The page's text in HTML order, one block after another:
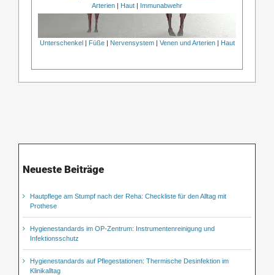
Arterien | Haut | Immunabwehr
Unterschenkel| Füße| Nervensystem| Venen und Arterien| Haut
Neueste Beiträge
Hautpflege am Stumpf nach der Reha: Checkliste für den Alltag mit
Prothese
Hygienestandards im OP-Zentrum: Instrumentenreinigung und
Infektionsschutz
Hygienestandards auf Pflegestationen: Thermische Desinfektion im
Klinikalltag